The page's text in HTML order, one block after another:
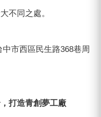
不同之處。
市西區民生路368巷周
打造青創夢工廠